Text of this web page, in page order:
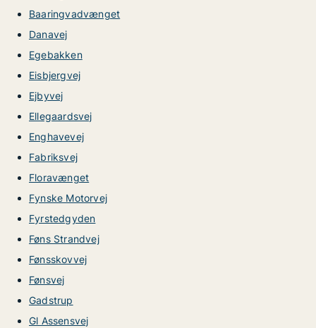
Baaringvadvænget
Danavej
Egebakken
Eisbjergvej
Ejbyvej
Ellegaardsvej
Enghavevej
Fabriksvej
Floravænget
Fynske Motorvej
Fyrstedgyden
Føns Strandvej
Fønsskovvej
Fønsvej
Gadstrup
Gl Assensvej